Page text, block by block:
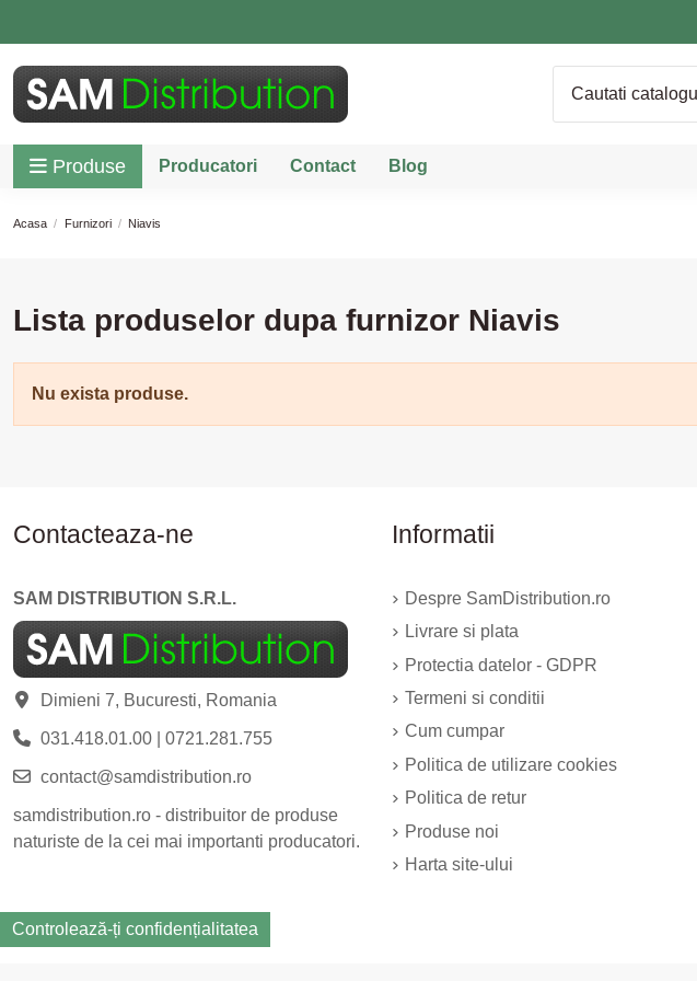
Produse Producatori Contact Blog
Acasa Furnizori Niavis
Lista produselor dupa furnizor Niavis
Nu exista produse.
Contacteaza-ne
SAM DISTRIBUTION S.R.L.
Dimieni 7, Bucuresti, Romania
031.418.01.00| 0721.281.755
contact@samdistribution.ro
samdistribution.ro - distribuitor de produse
naturiste de la cei mai importanti producatori.
Informatii
Despre SamDistribution.ro
Livrare si plata
Protectia datelor - GDPR
Termeni si conditii
Cum cumpar
Politica de utilizare cookies
Politica de retur
Produse noi
Harta site-ului
Controlează-ți confidențialitatea